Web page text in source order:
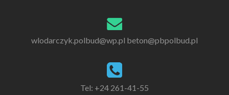
wlodarczyk.polbud@wp.pl beton@pbpolbud.pl
Tel: +24 261-41-55